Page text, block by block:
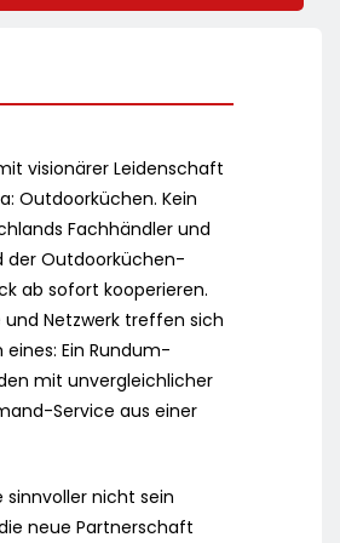
visionärer Leidenschaft
Outdoorküchen. Kein
Fachhändler und
der Outdoorküchen-
ab sofort kooperieren.
und Netzwerk treffen sich
Ein Rundum-
mit unvergleichlicher
Service aus einer
sinnvoller nicht sein
neue Partnerschaft